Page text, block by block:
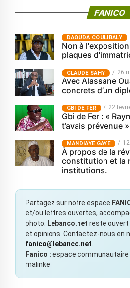
FANICO
‎DAOUDA COULIBALY
Non à
plaques
CLAUDE SAHY 26
Avec Alassane
concrets d’un
GBI DE FER 22
Gbi de Fer : «
t’avais prévenue »
MANDIAYE GAYE
À propos de la
constitution et la
institutions.
Partagez sur notre espace
et/ou lettres ouvertes,
photo. Lebanco.net reste ouvert
et opinions. Contactez-nous en
fanico@lebanco.net.
Fanico : espace communautaire
malinké